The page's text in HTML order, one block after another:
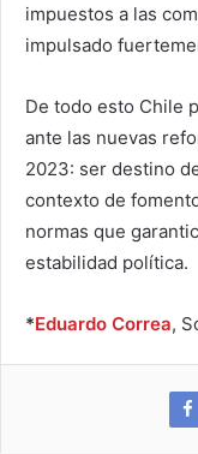
impuestos a las
impulsado
De todo esto Chile
ante las nuevas
2023: ser destino
contexto de
normas que
estabilidad política.
*Eduardo Correa,